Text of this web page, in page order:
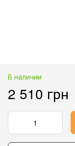
В наличии
2 510 грн